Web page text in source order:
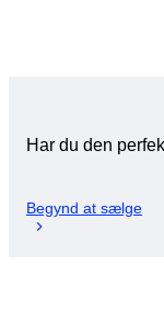
Har du den
Begynd at sælge